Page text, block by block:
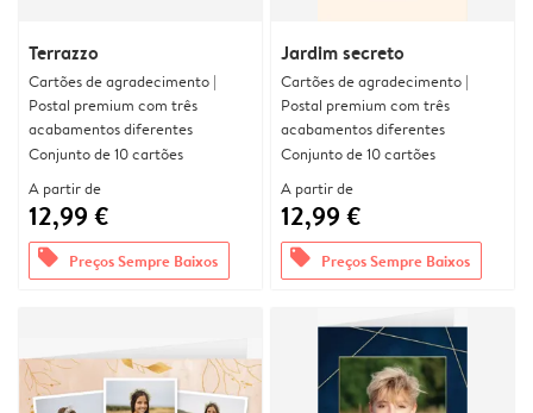
Terrazzo
Cartões de agradecimento |
Postal premium com três
acabamentos diferentes
Conjunto de 10 cartões
A partir de
12,99 €
offers Preços Sempre Baixos
Jardim secreto
Cartões de agradecimento |
Postal premium com três
acabamentos diferentes
Conjunto de 10 cartões
A partir de
12,99 €
offers Preços Sempre Baixos